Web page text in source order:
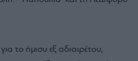
το ήμισυ εξ αδιαιρέτου,